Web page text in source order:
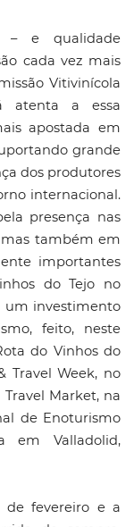
– e qualidade
cada vez mais
Vitivinícola
atenta a essa
apostada em
grande
dos produtores
internacional.
presença nas
também em
importantes
do Tejo no
um investimento
feito, neste
do Vinhos do
Travel Week, no
Market, na
de Enoturismo
em Valladolid,
de fevereiro e a